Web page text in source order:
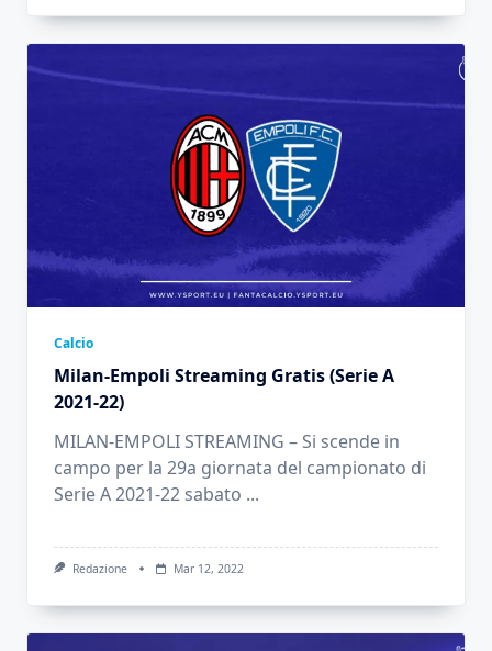
Calcio
Milan-Empoli Streaming Gratis (Serie A
2021-22)
MILAN-EMPOLI STREAMING – Si scende in
campo per la 29a giornata del campionato di
Serie A 2021-22 sabato ...
Redazione Mar 12, 2022